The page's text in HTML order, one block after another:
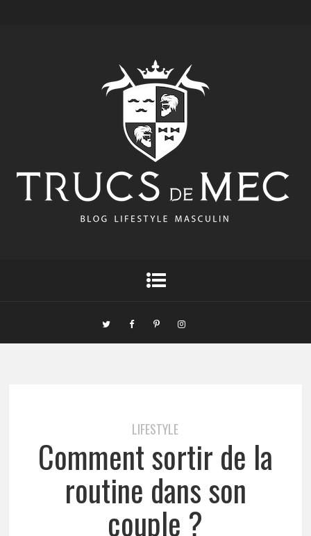
LIFESTYLE
Comment sortir de la
routine dans son
couple ?